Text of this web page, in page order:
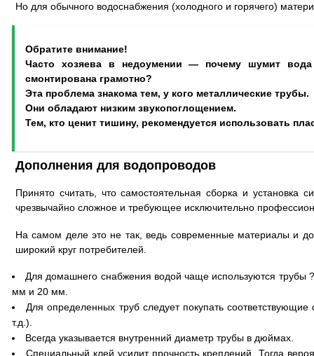
Но для обычного водоснабжения (холодного и горячего)
Обратите внимание!
Часто хозяева в недоумении — почему шумит
смонтирована грамотно?
Эта проблема знакома тем, у кого металлические трубы.
Они обладают низким звукопоглощением.
Тем, кто ценит тишину, рекомендуется использовать
Дополнения для водопроводов
Принято считать, что самостоятельная сборка и установка
чрезвычайно сложное и требующее исключительно
На самом деле это не так, ведь современные материалы и
широкий круг потребителей.
Для домашнего снабжения водой чаще используются трубы
мм и 20 мм.
Для определенных труб следует покупать
т.д.).
Всегда указывается внутренний диаметр трубы в дюймах.
Специальный клей усилит прочность креплений. Тогда